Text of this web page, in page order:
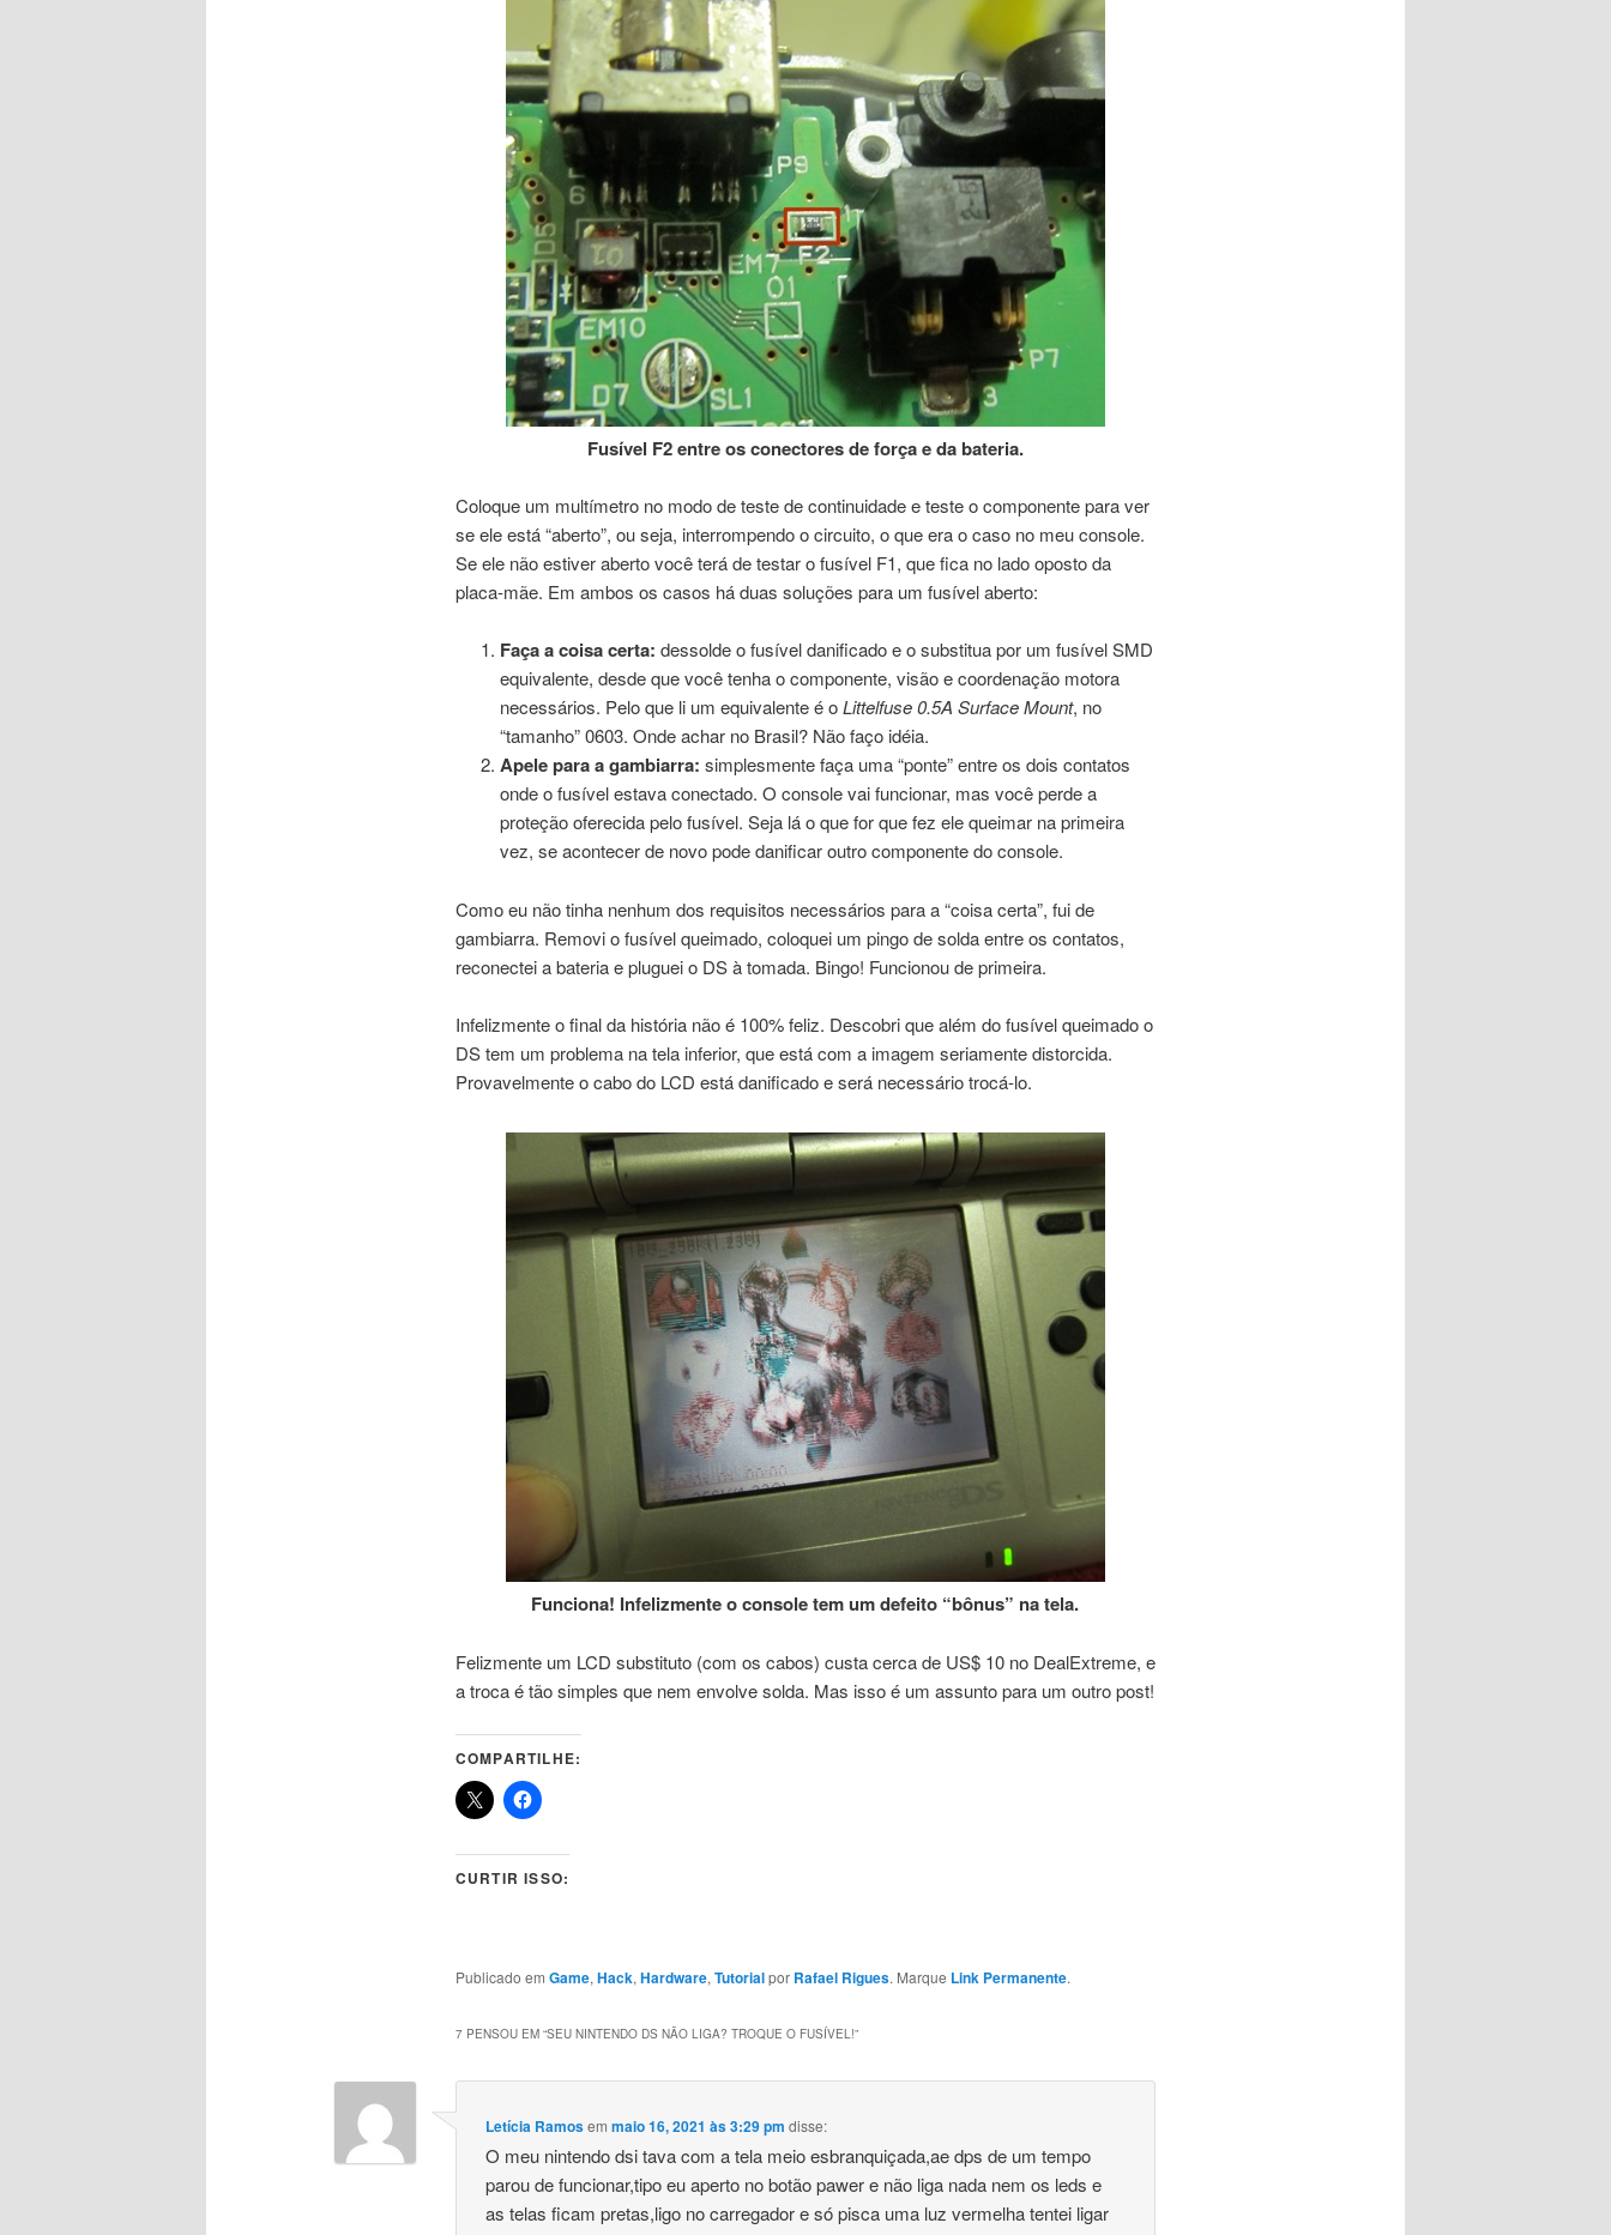
Fusível F2 entre os conectores de força e da bateria.
Coloque um multímetro no modo de teste de continuidade e teste o componente para ver
se ele está “aberto”, ou seja, interrompendo o circuito, o que era o caso no meu console.
Se ele não estiver aberto você terá de testar o fusível F1, que fica no lado oposto da
placa-mãe. Em ambos os casos há duas soluções para um fusível aberto:
Faça a coisa certa: dessolde o fusível danificado e o substitua por um fusível SMD
equivalente, desde que você tenha o componente, visão e coordenação motora
necessários. Pelo que li um equivalente é oLittelfuse 0.5A Surface Mount, no
“tamanho” 0603. Onde achar no Brasil? Não faço idéia.
Apele para a gambiarra: simplesmente faça uma “ponte” entre os dois contatos
onde o fusível estava conectado. O console vai funcionar, mas você perde a
proteção oferecida pelo fusível. Seja lá o que for que fez ele queimar na primeira
vez, se acontecer de novo pode danificar outro componente do console.
Como eu não tinha nenhum dos requisitos necessários para a “coisa certa”, fui de
gambiarra. Removi o fusível queimado, coloquei um pingo de solda entre os contatos,
reconectei a bateria e pluguei o DS à tomada. Bingo! Funcionou de primeira.
Infelizmente o final da história não é 100% feliz. Descobri que além do fusível queimado o
DS tem um problema na tela inferior, que está com a imagem seriamente distorcida.
Provavelmente o cabo do LCD está danificado e será necessário trocá-lo.
Funciona! Infelizmente o console tem um defeito “bônus” na tela.
Felizmente um LCD substituto (com os cabos) custa cerca de US$ 10 no DealExtreme, e
a troca é tão simples que nem envolve solda. Mas isso é um assunto para um outro post!
COMPARTILHE:
CURTIR ISSO:
Publicado em Game, Hack, Hardware, Tutorialpor Rafael Rigues. Marque Link Permanente.
7 PENSOU EM “SEU NINTENDO DS NÃO LIGA? TROQUE O FUSÍVEL!”
Letícia Ramosemmaio 16, 2021 às 3:29 pm disse:
O meu nintendo dsi tava com a tela meio esbranquiçada,ae dps de um tempo
parou de funcionar,tipo eu aperto no botão pawer e não liga nada nem os leds e
as telas ficam pretas,ligo no carregador e só pisca uma luz vermelha tentei ligar